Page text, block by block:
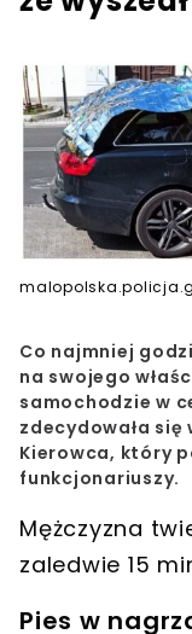
Co najmniej
na swojego
samochodzie w
zdecydowała się
Kierowca, który
funkcjonariuszy.
Mężczyzna
zaledwie 15
Pies w